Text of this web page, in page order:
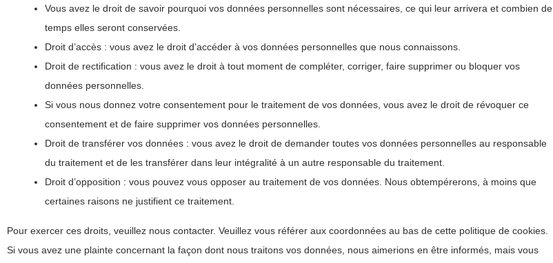
Vous avez le droit de savoir pourquoi vos données personnelles sont nécessaires, ce qui leur arrivera et combien de
temps elles seront conservées.
Droit d’accès : vous avez le droit d’accéder à vos données personnelles que nous connaissons.
Droit de rectification : vous avez le droit à tout moment de compléter, corriger, faire supprimer ou bloquer vos
données personnelles.
Si vous nous donnez votre consentement pour le traitement de vos données, vous avez le droit de révoquer ce
consentement et de faire supprimer vos données personnelles.
Droit de transférer vos données : vous avez le droit de demander toutes vos données personnelles au responsable
du traitement et de les transférer dans leur intégralité à un autre responsable du traitement.
Droit d’opposition : vous pouvez vous opposer au traitement de vos données. Nous obtempérerons, à moins que
certaines raisons ne justifient ce traitement.
Pour exercer ces droits, veuillez nous contacter. Veuillez vous référer aux coordonnées au bas de cette politique de cookies.
Si vous avez une plainte concernant la façon dont nous traitons vos données, nous aimerions en être informés, mais vous